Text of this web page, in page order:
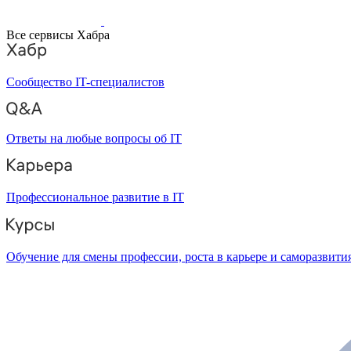
Все сервисы Хабра
Сообщество IT-специалистов
Ответы на любые вопросы об IT
Профессиональное развитие в IT
Обучение для смены профессии, роста в карьере и